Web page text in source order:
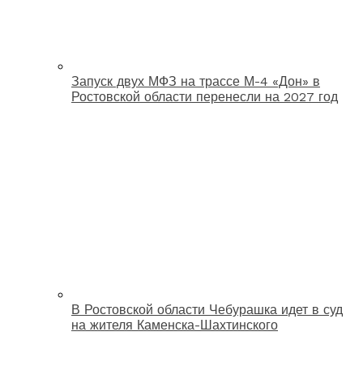
Запуск двух МФЗ на трассе М-4 «Дон» в
Ростовской области перенесли на 2027 год
В Ростовской области Чебурашка идет в суд
на жителя Каменска-Шахтинского